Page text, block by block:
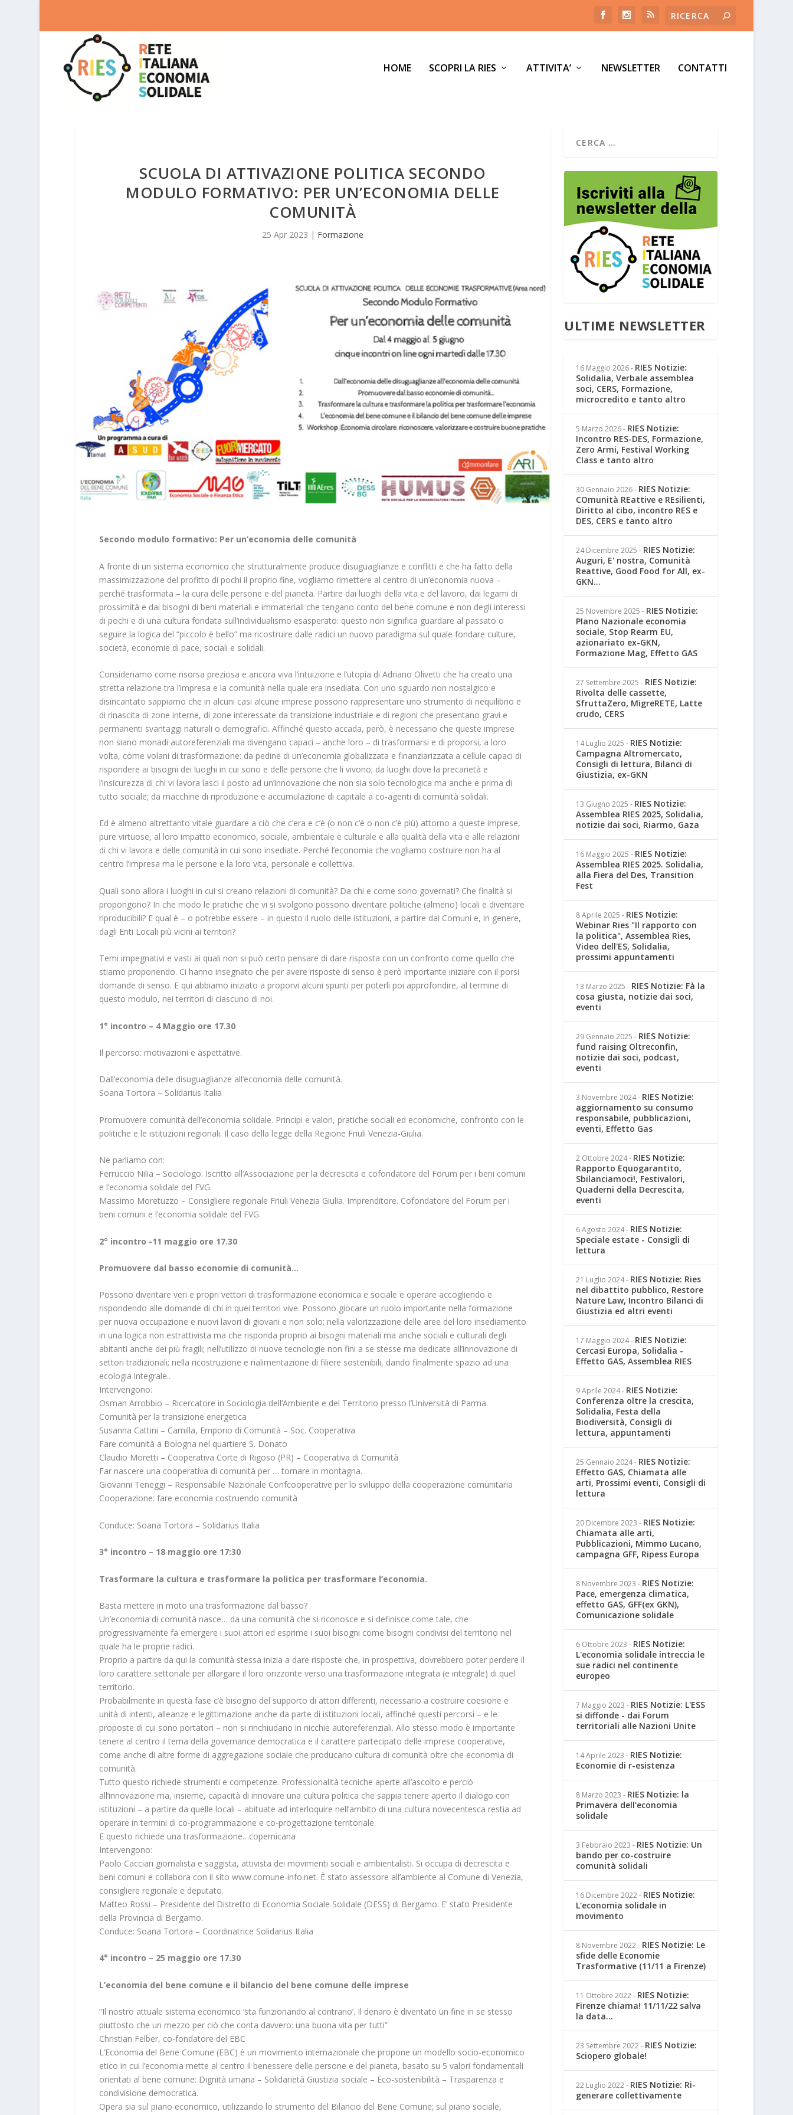
HOME SCOPRI LA RIES ATTIVITA’ NEWSLETTER CONTATTI
SCUOLA DI ATTIVAZIONE POLITICA SECONDO
MODULO FORMATIVO: PER UN’ECONOMIA DELLE
COMUNITÀ
25 Apr 2023 | Formazione
Secondo modulo formativo: Per un’economia delle comunità
A fronte di un sistema economico che strutturalmente produce disuguaglianze e conflitti e che ha fatto della
massimizzazione del profitto di pochi il proprio fine, vogliamo rimettere al centro di un’economia nuova –
perché trasformata – la cura delle persone e del pianeta. Partire dai luoghi della vita e del lavoro, dai legami di
prossimità e dai bisogni di beni materiali e immateriali che tengano conto del bene comune e non degli interessi
di pochi e di una cultura fondata sull’individualismo esasperato: questo non significa guardare al passato o
seguire la logica del “piccolo è bello” ma ricostruire dalle radici un nuovo paradigma sul quale fondare culture,
società, economie di pace, sociali e solidali.
Consideriamo come risorsa preziosa e ancora viva l’intuizione e l’utopia di Adriano Olivetti che ha creato una
stretta relazione tra l’impresa e la comunità nella quale era insediata. Con uno sguardo non nostalgico e
disincantato sappiamo che in alcuni casi alcune imprese possono rappresentare uno strumento di riequilibrio e
di rinascita di zone interne, di zone interessate da transizione industriale e di regioni che presentano gravi e
permanenti svantaggi naturali o demografici. Affinché questo accada, però, è necessario che queste imprese
non siano monadi autoreferenziali ma divengano capaci – anche loro – di trasformarsi e di proporsi, a loro
volta, come volani di trasformazione: da pedine di un’economia globalizzata e finanziarizzata a cellule capaci di
rispondere ai bisogni dei luoghi in cui sono e delle persone che li vivono; da luoghi dove la precarietà e
l’insicurezza di chi vi lavora lasci il posto ad un’innovazione che non sia solo tecnologica ma anche e prima di
tutto sociale; da macchine di riproduzione e accumulazione di capitale a co-agenti di comunità solidali.
Ed è almeno altrettanto vitale guardare a ciò che c’era e c’è (o non c’è o non c’è più) attorno a queste imprese,
pure virtuose, al loro impatto economico, sociale, ambientale e culturale e alla qualità della vita e alle relazioni
di chi vi lavora e delle comunità in cui sono insediate. Perché l’economia che vogliamo costruire non ha al
centro l’impresa ma le persone e la loro vita, personale e collettiva.
Quali sono allora i luoghi in cui si creano relazioni di comunità? Da chi e come sono governati? Che finalità si
propongono? In che modo le pratiche che vi si svolgono possono diventare politiche (almeno) locali e diventare
riproducibili? E qual è – o potrebbe essere – in questo il ruolo delle istituzioni, a partire dai Comuni e, in genere,
dagli Enti Locali più vicini ai territori?
Temi impegnativi e vasti ai quali non si può certo pensare di dare risposta con un confronto come quello che
stiamo proponendo. Ci hanno insegnato che per avere risposte di senso è però importante iniziare con il porsi
domande di senso. E qui abbiamo iniziato a proporvi alcuni spunti per poterli poi approfondire, al termine di
questo modulo, nei territori di ciascuno di noi.
1° incontro – 4 Maggio ore 17.30
Il percorso: motivazioni e aspettative.
Dall’economia delle disuguaglianze all’economia delle comunità.
Soana Tortora – Solidarius Italia
Promuovere comunità dell’economia solidale. Principi e valori, pratiche sociali ed economiche, confronto con le
politiche e le istituzioni regionali. Il caso della legge della Regione Friuli Venezia-Giulia.
Ne parliamo con:
Ferruccio Nilia – Sociologo. Iscritto all’Associazione per la decrescita e cofondatore del Forum per i beni comuni
e l’economia solidale del FVG.
Massimo Moretuzzo – Consigliere regionale Friuli Venezia Giulia. Imprenditore. Cofondatore del Forum per i
beni comuni e l’economia solidale del FVG.
2° incontro -11 maggio ore 17.30
Promuovere dal basso economie di comunità…
Possono diventare veri e propri vettori di trasformazione economica e sociale e operare accogliendo e
rispondendo alle domande di chi in quei territori vive. Possono giocare un ruolo importante nella formazione
per nuova occupazione e nuovi lavori di giovani e non solo; nella valorizzazione delle aree del loro insediamento
in una logica non estrattivista ma che risponda proprio ai bisogni materiali ma anche sociali e culturali degli
abitanti anche dei più fragili; nell’utilizzo di nuove tecnologie non fini a se stesse ma dedicate all’innovazione di
settori tradizionali; nella ricostruzione e rialimentazione di filiere sostenibili, dando finalmente spazio ad una
ecologia integrale..
Intervengono:
Osman Arrobbio – Ricercatore in Sociologia dell’Ambiente e del Territorio presso l’Università di Parma.
Comunità per la transizione energetica
Susanna Cattini – Camilla, Emporio di Comunità – Soc. Cooperativa
Fare comunità a Bologna nel quartiere S. Donato
Claudio Moretti – Cooperativa Corte di Rigoso (PR) – Cooperativa di Comunità
Far nascere una cooperativa di comunità per … tornare in montagna.
Giovanni Teneggi – Responsabile Nazionale Confcooperative per lo sviluppo della cooperazione comunitaria
Cooperazione: fare economia costruendo comunità
Conduce: Soana Tortora – Solidarius Italia
3° incontro – 18 maggio ore 17:30
Trasformare la cultura e trasformare la politica per trasformare l’economia.
Basta mettere in moto una trasformazione dal basso?
Un’economia di comunità nasce… da una comunità che si riconosce e si definisce come tale, che
progressivamente fa emergere i suoi attori ed esprime i suoi bisogni come bisogni condivisi del territorio nel
quale ha le proprie radici.
Proprio a partire da qui la comunità stessa inizia a dare risposte che, in prospettiva, dovrebbero poter perdere il
loro carattere settoriale per allargare il loro orizzonte verso una trasformazione integrata (e integrale) di quel
territorio.
Probabilmente in questa fase c’è bisogno del supporto di attori differenti, necessario a costruire coesione e
unità di intenti, alleanze e legittimazione anche da parte di istituzioni locali, affinché questi percorsi – e le
proposte di cui sono portatori – non si rinchiudano in nicchie autoreferenziali. Allo stesso modo è importante
tenere al centro il tema della governance democratica e il carattere partecipato delle imprese cooperative,
come anche di altre forme di aggregazione sociale che producano cultura di comunità oltre che economia di
comunità.
Tutto questo richiede strumenti e competenze. Professionalità tecniche aperte all’ascolto e perciò
all’innovazione ma, insieme, capacità di innovare una cultura politica che sappia tenere aperto il dialogo con
istituzioni – a partire da quelle locali – abituate ad interloquire nell’ambito di una cultura novecentesca restia ad
operare in termini di co-programmazione e co-progettazione territoriale.
E questo richiede una trasformazione…copernicana
Intervengono:
Paolo Cacciari giornalista e saggista, attivista dei movimenti sociali e ambientalisti. Si occupa di decrescita e
beni comuni e collabora con il sito www.comune-info.net. È stato assessore all’ambiente al Comune di Venezia,
consigliere regionale e deputato.
Matteo Rossi – Presidente del Distretto di Economia Sociale Solidale (DESS) di Bergamo. E’ stato Presidente
della Provincia di Bergamo.
Conduce: Soana Tortora – Coordinatrice Solidarius Italia
4° incontro – 25 maggio ore 17.30
L’economia del bene comune e il bilancio del bene comune delle imprese
“Il nostro attuale sistema economico ‘sta funzionando al contrario’. Il denaro è diventato un fine in se stesso
piuttosto che un mezzo per ciò che conta davvero: una buona vita per tutti”
Christian Felber, co-fondatore del EBC
L’Economia del Bene Comune (EBC) è un movimento internazionale che propone un modello socio-economico
etico in cui l’economia mette al centro il benessere delle persone e del pianeta, basato su 5 valori fondamentali
orientati al bene comune: Dignità umana – Solidarietà Giustizia sociale – Eco-sostenibilità – Trasparenza e
condivisione democratica.
Opera sia sul piano economico, utilizzando lo strumento del Bilancio del Bene Comune; sul piano sociale,
ULTIME NEWSLETTER
16 Maggio 2026- RIES Notizie:
Solidalia, Verbale assemblea
soci, CERS, Formazione,
microcredito e tanto altro
5 Marzo 2026- RIES Notizie:
Incontro RES-DES, Formazione,
Zero Armi, Festival Working
Class e tanto altro
30 Gennaio 2026- RIES Notizie:
COmunità REattive e REsilienti,
Diritto al cibo, incontro RES e
DES, CERS e tanto altro
24 Dicembre 2025 - RIES Notizie:
Auguri, E' nostra, Comunità
Reattive, Good Food for All, ex-
GKN...
25 Novembre 2025 - RIES Notizie:
PIano Nazionale economia
sociale, Stop Rearm EU,
azionariato ex-GKN,
Formazione Mag, Effetto GAS
27 Settembre 2025 - RIES Notizie:
Rivolta delle cassette,
SfruttaZero, MigreRETE, Latte
crudo, CERS
14 Luglio 2025 - RIES Notizie:
Campagna Altromercato,
Consigli di lettura, Bilanci di
Giustizia, ex-GKN
13 Giugno 2025 - RIES Notizie:
Assemblea RIES 2025, Solidalia,
notizie dai soci, Riarmo, Gaza
16 Maggio 2025 - RIES Notizie:
Assemblea RIES 2025. Solidalia,
alla Fiera del Des, Transition
Fest
8 Aprile 2025 - RIES Notizie:
Webinar Ries "Il rapporto con
la politica", Assemblea Ries,
Video dell'ES, Solidalia,
prossimi appuntamenti
13 Marzo 2025 - RIES Notizie: Fà la
cosa giusta, notizie dai soci,
eventi
29 Gennaio 2025 - RIES Notizie:
fund raising Oltreconfin,
notizie dai soci, podcast,
eventi
3 Novembre 2024- RIES Notizie:
aggiornamento su consumo
responsabile, pubblicazioni,
eventi, Effetto Gas
2 Ottobre 2024- RIES Notizie:
Rapporto Equogarantito,
Sbilanciamoci!, Festivalori,
Quaderni della Decrescita,
eventi
6 Agosto 2024- RIES Notizie:
Speciale estate - Consigli di
lettura
21 Luglio 2024- RIES Notizie: Ries
nel dibattito pubblico, Restore
Nature Law, Incontro Bilanci di
Giustizia ed altri eventi
17 Maggio 2024- RIES Notizie:
Cercasi Europa, Solidalia -
Effetto GAS, Assemblea RIES
9 Aprile 2024- RIES Notizie:
Conferenza oltre la crescita,
Solidalia, Festa della
Biodiversità, Consigli di
lettura, appuntamenti
25 Gennaio 2024- RIES Notizie:
Effetto GAS, Chiamata alle
arti, Prossimi eventi, Consigli di
lettura
20 Dicembre 2023 - RIES Notizie:
Chiamata alle arti,
Pubblicazioni, Mimmo Lucano,
campagna GFF, Ripess Europa
8 Novembre 2023 - RIES Notizie:
Pace, emergenza climatica,
effetto GAS, GFF(ex GKN),
Comunicazione solidale
6 Ottobre 2023 - RIES Notizie:
L'economia solidale intreccia le
sue radici nel continente
europeo
7 Maggio 2023 - RIES Notizie: L'ESS
si diffonde - dai Forum
territoriali alle Nazioni Unite
14 Aprile 2023 - RIES Notizie:
Economie di r-esistenza
8 Marzo 2023 - RIES Notizie: la
Primavera dell'economia
solidale
3 Febbraio 2023 - RIES Notizie: Un
bando per co-costruire
comunità solidali
16 Dicembre 2022- RIES Notizie:
L'economia solidale in
movimento
8 Novembre 2022- RIES Notizie: Le
sfide delle Economie
Trasformative (11/11 a Firenze)
11 Ottobre 2022- RIES Notizie:
Firenze chiama! 11/11/22 salva
la data...
23 Settembre 2022- RIES Notizie:
Sciopero globale!
22 Luglio 2022- RIES Notizie: Ri-
generare collettivamente